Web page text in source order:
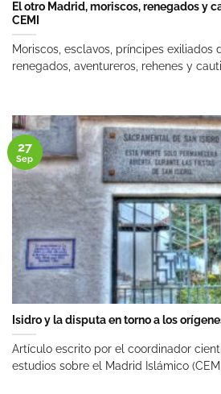
El otro Madrid, moriscos, renegados y
CEMI
Moriscos, esclavos, príncipes exiliados
renegados, aventureros, rehenes y
Isidro y la disputa en torno a los
Artículo escrito por el coordinador
estudios sobre el Madrid Islámico
27
Sep